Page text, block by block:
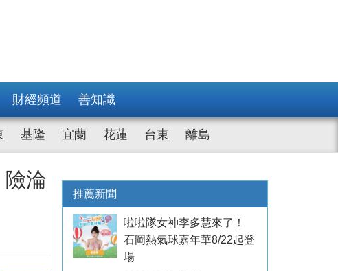
財經頻道 善知識
基隆 宜蘭 花蓮 台東 離島
淪
推薦新聞
啦啦隊女神李多慧來了！
石岡熱氣球嘉年華8/22起登
場